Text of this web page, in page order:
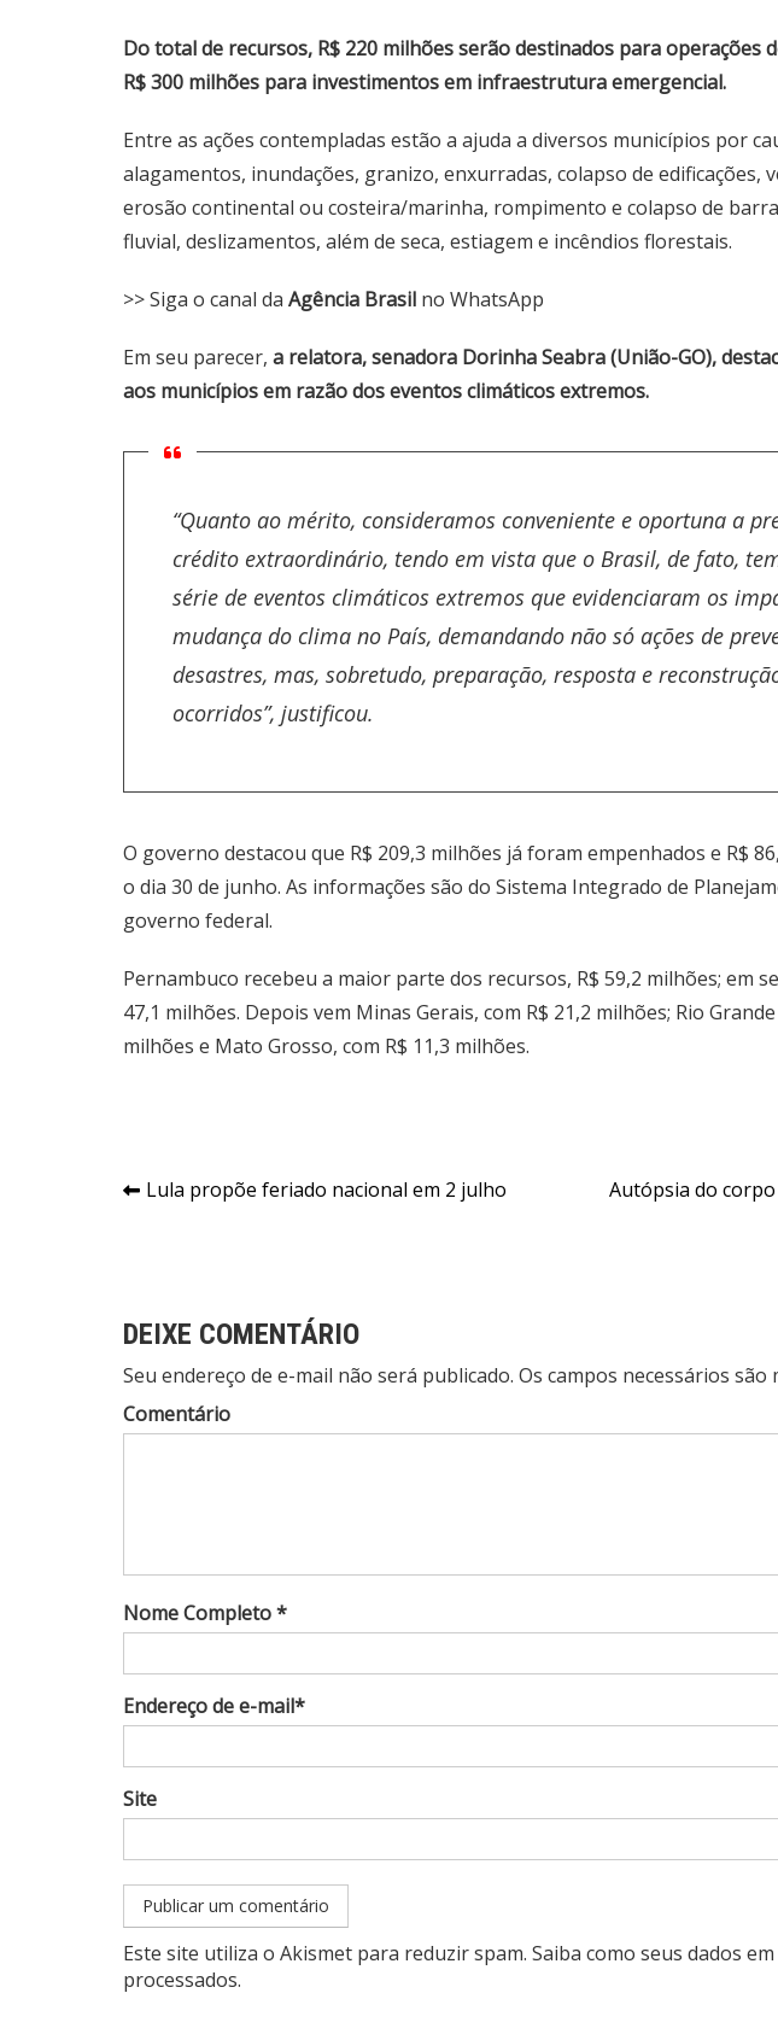
Do total de recursos, R$ 220 milhões serão destinados para operações
R$ 300 milhões para investimentos em infraestrutura emergencial.
Entre as ações contempladas estão a ajuda a diversos municípios por
alagamentos, inundações, granizo, enxurradas, colapso de edificações,
erosão continental ou costeira/marinha, rompimento e colapso de
fluvial, deslizamentos, além de seca, estiagem e incêndios florestais.
>> Siga o canal da Agência Brasil no WhatsApp
Em seu parecer, a relatora, senadora Dorinha Seabra (União-GO),
aos municípios em razão dos eventos climáticos extremos.
“Quanto ao mérito, consideramos conveniente e oportuna a
crédito extraordinário, tendo em vista que o Brasil, de fato,
série de eventos climáticos extremos que evidenciaram os
mudança do clima no País, demandando não só ações de
desastres, mas, sobretudo, preparação, resposta e
ocorridos”, justificou.
O governo destacou que R$ 209,3 milhões já foram empenhados e R$
o dia 30 de junho. As informações são do Sistema Integrado de
governo federal.
Pernambuco recebeu a maior parte dos recursos, R$ 59,2 milhões; em
47,1 milhões. Depois vem Minas Gerais, com R$ 21,2 milhões; Rio
milhões e Mato Grosso, com R$ 11,3 milhões.
Navegação
Lula propõe feriado nacional em 2 julho
Autópsia do
DEIXE COMENTÁRIO
Seu endereço de e-mail não será publicado. Os campos necessários são
Comentário
Nome Completo *
Endereço de e-mail*
Site
Este site utiliza o Akismet para reduzir spam. Saiba como seus dados
processados.